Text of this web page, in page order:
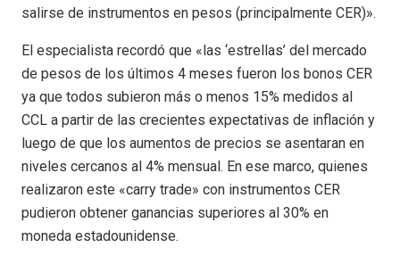
salirse de instrumentos en pesos (principalmente CER)».
El especialista recordó que «las ‘estrellas’ del mercado
de pesos de los últimos 4 meses fueron los bonos CER
ya que todos subieron más o menos 15% medidos al
CCL a partir de las crecientes expectativas de inflación y
luego de que los aumentos de precios se asentaran en
niveles cercanos al 4% mensual. En ese marco, quienes
realizaron este «carry trade» con instrumentos CER
pudieron obtener ganancias superiores al 30% en
moneda estadounidense.